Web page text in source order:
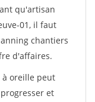
qu'artisan
01, il faut
chantiers
d'affaires.
à oreille peut
et